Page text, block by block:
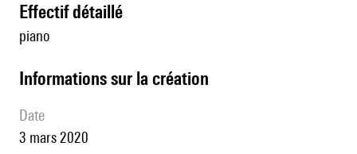
effectif détaillé
piano
informations sur la création
date
3 mars 2020